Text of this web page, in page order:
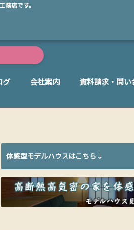
務店です。
グ 会社案内 資料請求・問い
体感型モデルハウスはこちら↓